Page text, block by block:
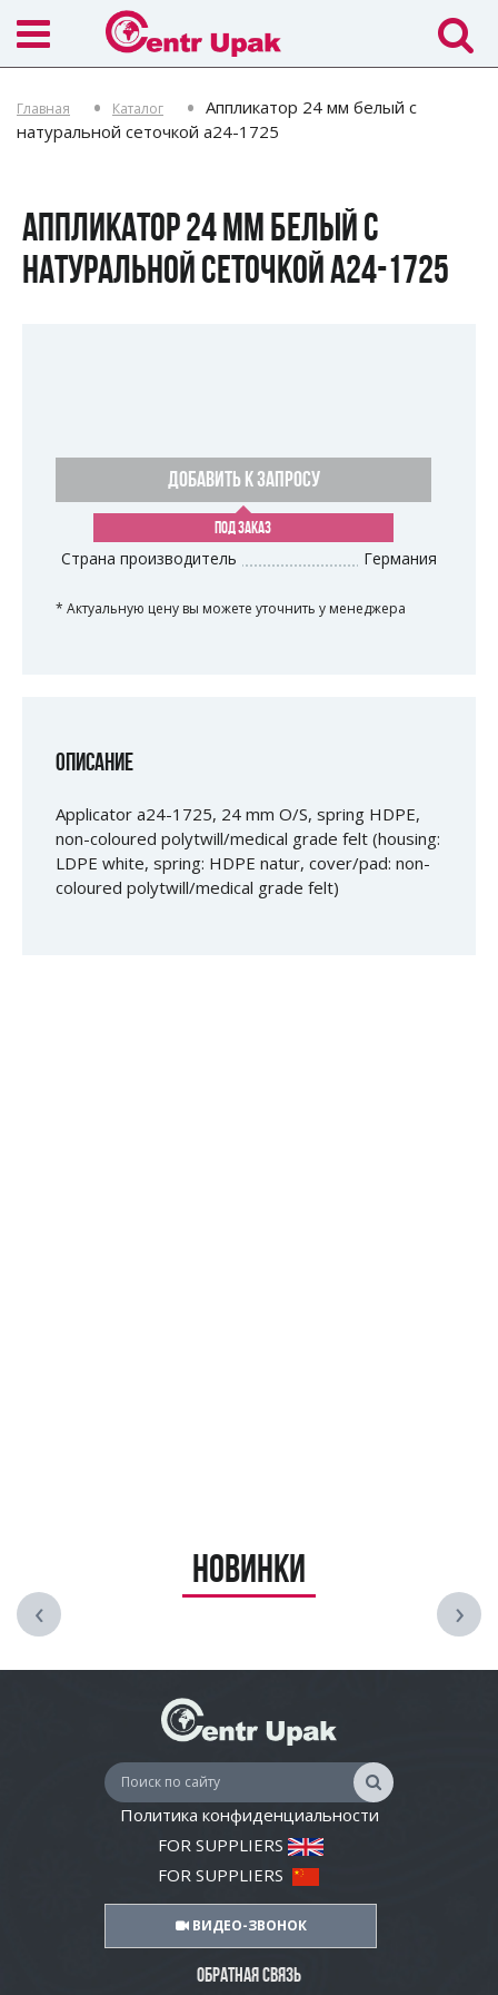
Главная Каталог
Аппликатор 24 мм белый с
натуральной сеточкой a24-1725
АППЛИКАТОР 24 ММ БЕЛЫЙ С
НАТУРАЛЬНОЙ СЕТОЧКОЙ A24-1725
ДОБАВИТЬ К ЗАПРОСУ
ПОД ЗАКАЗ
Страна производитель Германия
* Актуальную цену вы можете уточнить у менеджера
ОПИСАНИЕ
Applicator a24-1725, 24 mm O/S, spring HDPE,
non-coloured polytwill/medical grade felt (housing:
LDPE white, spring: HDPE natur, cover/pad: non-
coloured polytwill/medical grade felt)
Новинки
‹ ›
Политика конфиденциальности
FOR SUPPLIERS
FOR SUPPLIERS
ВИДЕО-ЗВОНОК
ОБРАТНАЯ СВЯЗЬ